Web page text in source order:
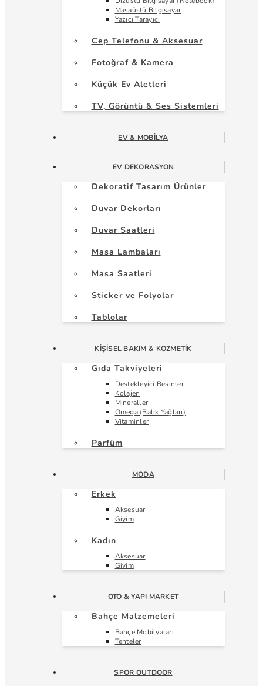
Masaüstü Bilgisayar
Yazıcı Tarayıcı
Cep Telefonu & Aksesuar
Fotoğraf & Kamera
Küçük Ev Aletleri
TV, Görüntü & Ses Sistemleri
EV & MOBILYA
EV DEKORASYON
Dekoratif Tasarım Ürünler
Duvar Dekorları
Duvar Saatleri
Masa Lambaları
Masa Saatleri
Sticker ve Folyolar
Tablolar
KIŞISEL BAKIM & KOZMETIK
Gıda Takviyeleri
Destekleyici Besinler
Kolajen
Mineraller
Omega (Balık Yağları)
Vitaminler
Parfüm
MODA
Erkek
Aksesuar
Giyim
Kadın
Aksesuar
Giyim
OTO & YAPI MARKET
Bahçe Malzemeleri
Bahçe Mobilyaları
Tenteler
SPOR OUTDOOR